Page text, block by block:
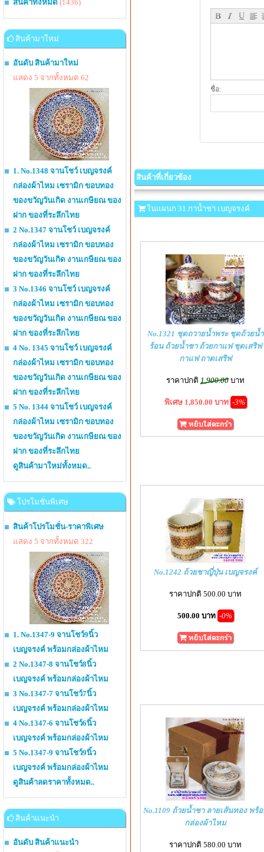
สินค้าทั้งหมด (1436)
สินค้ามาใหม่
อันดับ สินค้ามาใหม่
แสดง 5 จากทั้งหมด 62
1. No.1348 จานโชว์ เบญจรงค์
กล่องผ้าไหม เซรามิก ขอบทอง
ของขวัญวันเกิด งานเกษียณ ของ
ฝาก ของที่ระลึกไทย
2 No.1347 จานโชว์ เบญจรงค์
กล่องผ้าไหม เซรามิก ขอบทอง
ของขวัญวันเกิด งานเกษียณ ของ
ฝาก ของที่ระลึกไทย
3 No.1346 จานโชว์ เบญจรงค์
กล่องผ้าไหม เซรามิก ขอบทอง
ของขวัญวันเกิด งานเกษียณ ของ
ฝาก ของที่ระลึกไทย
4 No. 1345 จานโชว์ เบญจรงค์
กล่องผ้าไหม เซรามิก ขอบทอง
ของขวัญวันเกิด งานเกษียณ ของ
ฝาก ของที่ระลึกไทย
5 No. 1344 จานโชว์ เบญจรงค์
กล่องผ้าไหม เซรามิก ขอบทอง
ของขวัญวันเกิด งานเกษียณ ของ
ฝาก ของที่ระลึกไทย
ดูสินค้ามาใหม่ทั้งหมด..
โปรโมชั่นพิเศษ
สินค้าโปรโมชั่น-ราคาพิเศษ
แสดง 5 จากทั้งหมด 322
1. No.1347-9 จานโชว์9นิ้ว
เบญจรงค์ พร้อมกล่องผ้าไหม
2 No.1347-8 จานโชว์8นิ้ว
เบญจรงค์ พร้อมกล่องผ้าไหม
3 No.1347-7 จานโชว์7นิ้ว
เบญจรงค์ พร้อมกล่องผ้าไหม
4 No.1347-6 จานโชว์6นิ้ว
เบญจรงค์ พร้อมกล่องผ้าไหม
5 No.1347-9 จานโชว์9นิ้ว
เบญจรงค์ พร้อมกล่องผ้าไหม
ดูสินค้าลดราคาทั้งหมด..
สินค้าแนะนำ
อันดับ สินค้าแนะนำ
ชื่อ:
สินค้าที่เกี่ยวข้อง
ในแผนก 31.กาน้ำชา เบญจรงค์
No.1321 ชุดถวายน้ำพระ ชุดถ้วยน้ำ
ร้อน ถ้วยน้ำชา ถ้วยกาแฟ ชุดเสริฟ
กาแฟ ถาดเสริฟ
ราคาปกติ 1,900.00 บาท
พิเศษ 1,850.00 บาท -3%
No.1242 ถ้วยชาญี่ปุ่น เบญจรงค์
ราคาปกติ 500.00 บาท
500.00 บาท -0%
No.1109 ถ้วยน้ำชา ลายเส้นทอง พร้
กล่องผ้าไหม
ราคาปกติ 580.00 บาท